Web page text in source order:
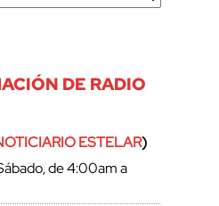
DE RADIO
ESTELAR)
de 4:00am a